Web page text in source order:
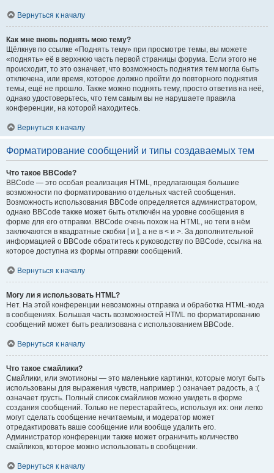
Вернуться к началу
Как мне вновь поднять мою тему?
Щёлкнув по ссылке «Поднять тему» при просмотре темы, вы можете
«поднять» её в верхнюю часть первой страницы форума. Если этого не
происходит, то это означает, что возможность поднятия тем могла быть
отключена, или время, которое должно пройти до повторного поднятия
темы, ещё не прошло. Также можно поднять тему, просто ответив на неё,
однако удостоверьтесь, что тем самым вы не нарушаете правила
конференции, на которой находитесь.
Вернуться к началу
Форматирование сообщений и типы создаваемых тем
Что такое BBCode?
BBCode — это особая реализация HTML, предлагающая большие
возможности по форматированию отдельных частей сообщения.
Возможность использования BBCode определяется администратором,
однако BBCode также может быть отключён на уровне сообщения в
форме для его отправки. BBCode очень похож на HTML, но теги в нём
заключаются в квадратные скобки [ и ], а не в < и >. За дополнительной
информацией о BBCode обратитесь к руководству по BBCode, ссылка на
которое доступна из формы отправки сообщений.
Вернуться к началу
Могу ли я использовать HTML?
Нет. На этой конференции невозможны отправка и обработка HTML-кода
в сообщениях. Большая часть возможностей HTML по форматированию
сообщений может быть реализована с использованием BBCode.
Вернуться к началу
Что такое смайлики?
Смайлики, или эмотиконы — это маленькие картинки, которые могут быть
использованы для выражения чувств, например :) означает радость, а :(
означает грусть. Полный список смайликов можно увидеть в форме
создания сообщений. Только не перестарайтесь, используя их: они легко
могут сделать сообщение нечитаемым, и модератор может
отредактировать ваше сообщение или вообще удалить его.
Администратор конференции также может ограничить количество
смайликов, которое можно использовать в сообщении.
Вернуться к началу